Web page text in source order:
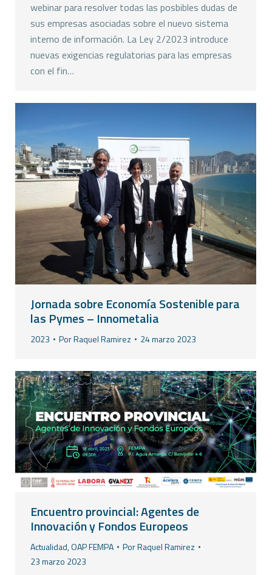
webinar para resolver todas las posbibles dudas de
sus empresas asociadas sobre el nuevo sistema
interno de información. La Ley 2/2023 introduce
nuevas exigencias regulatorias para las empresas
con el fin…
Jornada sobre Economía Sostenible para
las Pymes – Innometalia
2023 PorRaquel Ramirez 24 marzo 2023
Encuentro provincial: Agentes de
Innovación y Fondos Europeos
Actualidad,OAP FEMPA PorRaquel Ramirez
23 marzo 2023